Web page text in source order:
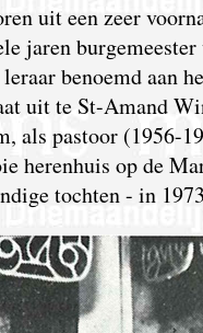
uit een zeer
jaren
benoemd aan
uit te St-Amand
als pastoor (1956-
herenhuis op de
tochten - in